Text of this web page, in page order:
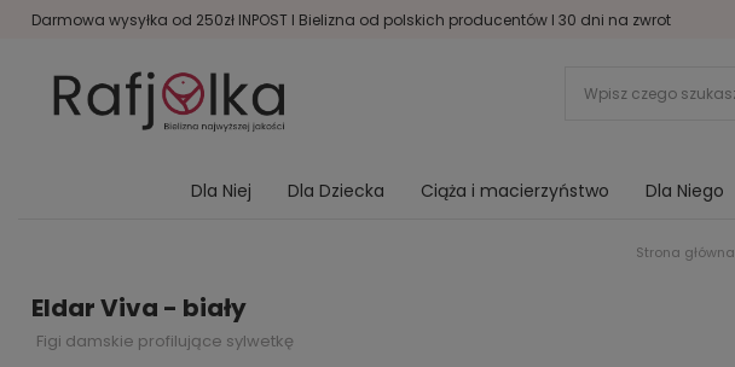
Darmowa wysyłka od 250zł INPOST I Bielizna od polskich producentów I 30 dni na zwrot
Dla Niej Dla Dziecka Ciąża i macierzyństwo Dla Niego
Strona główna
Eldar Viva - biały
Figi damskie profilujące sylwetkę